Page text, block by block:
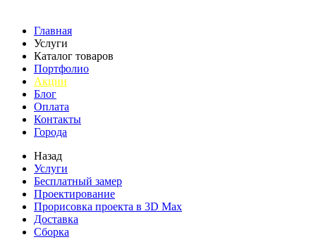
Главная
Услуги
Каталог товаров
Портфолио
Акции
Блог
Оплата
Контакты
Города
Назад
Услуги
Бесплатный замер
Проектирование
Прорисовка проекта в 3D Max
Доставка
Сборка